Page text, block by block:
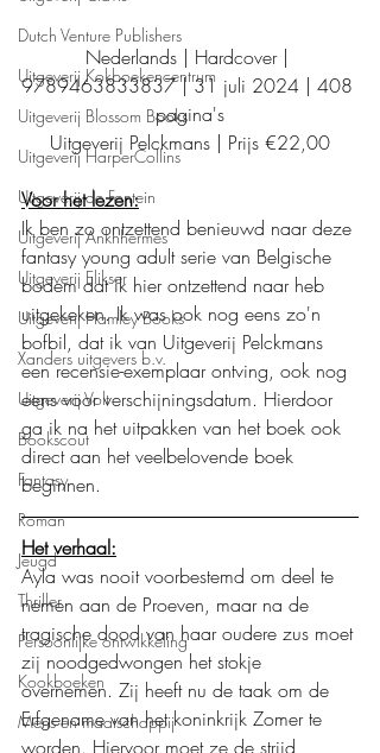
Dutch Venture Publishers
Uitgeverij Kokboekencentrum
Uitgeverij Blossom Books
Uitgeverij HarperCollins
Uitgeverij de Fontein
Uitgeverij Ankhhermes
Uitgeverij Elikser
Uitgeverij Hamley Books
Xanders uitgevers b.v.
Uitgeverij Volt
Bookscout
Fantasy
Roman
Jeugd
Thriller
Persoonlijke ontwikkeling
Kookboeken
Mens en maatschappij
Nederlands | Hardcover |
9789463833837 | 31 juli 2024 | 408
pagina's
Uitgeverij Pelckmans | Prijs €22,00
Voor het lezen:
Ik ben zo ontzettend benieuwd naar deze
fantasy young adult serie van Belgische
bodem dat ik hier ontzettend naar heb
uitgekeken. Ik was ook nog eens zo'n
bofbil, dat ik van Uitgeverij Pelckmans
een recensie-exemplaar ontving, ook nog
eens voor verschijningsdatum. Hierdoor
ga ik na het uitpakken van het boek ook
direct aan het veelbelovende boek
beginnen.
Het verhaal:
Ayla was nooit voorbestemd om deel te
nemen aan de Proeven, maar na de
tragische dood van haar oudere zus moet
zij noodgedwongen het stokje
overnemen. Zij heeft nu de taak om de
Erfgename van het koninkrijk Zomer te
worden. Hiervoor moet ze de strijd